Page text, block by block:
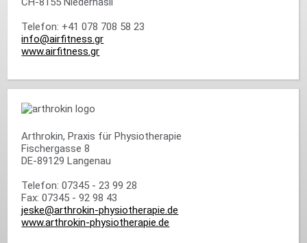
Telefon: +41 078 708 58 23
info@airfitness.gr
www.airfitness.gr
Arthrokin, Praxis für Physiotherapie
Fischergasse 8
DE-89129 Langenau
Telefon: 07345 - 23 99 28
Fax: 07345 - 92 98 43
jeske@arthrokin-physiotherapie.de
www.arthrokin-physiotherapie.de